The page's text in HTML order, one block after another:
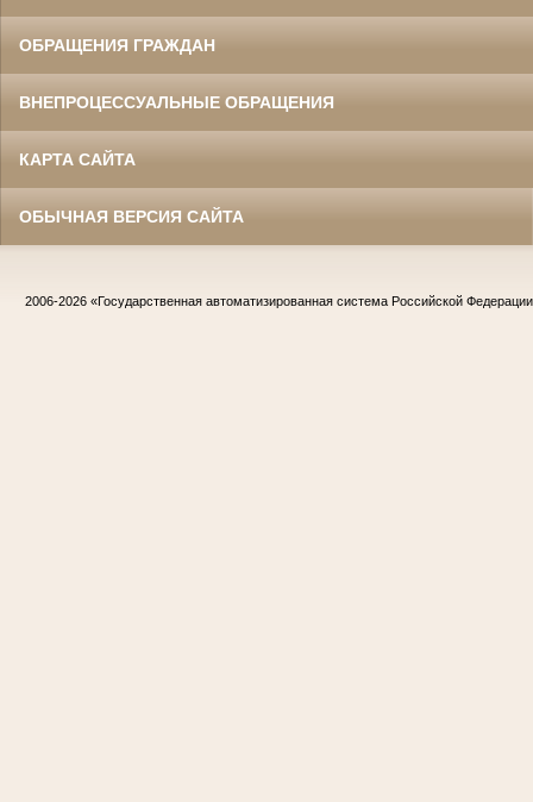
ОБРАЩЕНИЯ ГРАЖДАН
ВНЕПРОЦЕССУАЛЬНЫЕ ОБРАЩЕНИЯ
КАРТА САЙТА
ОБЫЧНАЯ ВЕРСИЯ САЙТА
2006-2026 «Государственная автоматизированная система Российской